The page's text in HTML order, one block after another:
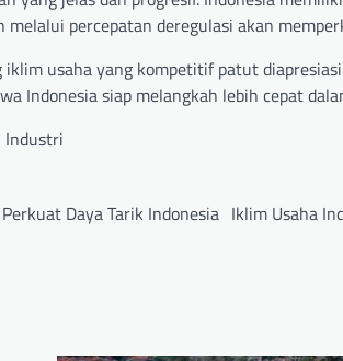
percepatan deregulasi akan
usaha yang kompetitif patut
Indonesia siap melangkah lebih cepat
Industri
Daya Tarik Indonesia Iklim Usaha